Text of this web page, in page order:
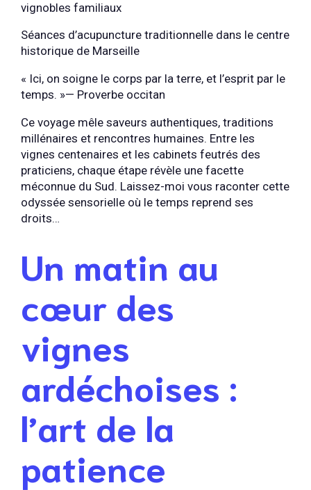
vignobles familiaux
Séances d’acupuncture traditionnelle dans le centre
historique de Marseille
« Ici, on soigne le corps par la terre, et l’esprit par le
temps. »— Proverbe occitan
Ce voyage mêle saveurs authentiques, traditions
millénaires et rencontres humaines. Entre les
vignes centenaires et les cabinets feutrés des
praticiens, chaque étape révèle une facette
méconnue du Sud. Laissez-moi vous raconter cette
odyssée sensorielle où le temps reprend ses
droits…
Un matin au
cœur des
vignes
ardéchoises :
l’art de la
patience